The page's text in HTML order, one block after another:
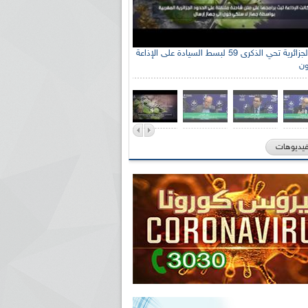
الإذاعة الجزائرية تحي الذكرى 59 لبسط السيادة على الإذاعة